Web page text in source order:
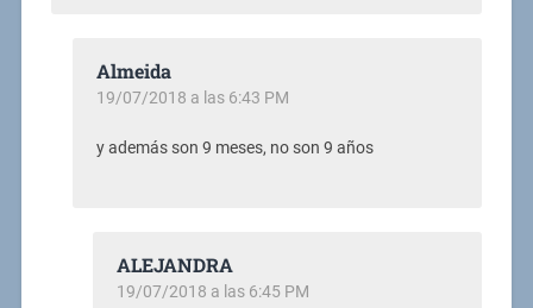
Almeida
19/07/2018 a las 6:43 PM
y además son 9 meses, no son 9 años
ALEJANDRA
19/07/2018 a las 6:45 PM